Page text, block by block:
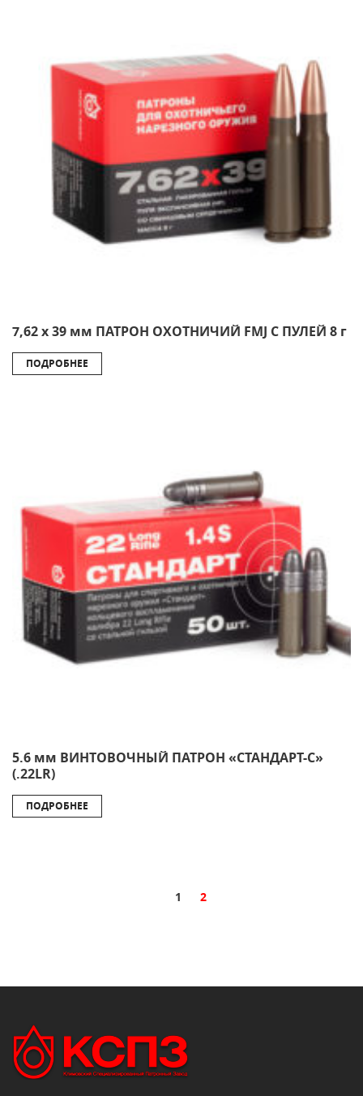
7,62 х 39 мм ПАТРОН ОХОТНИЧИЙ FMJ С ПУЛЕЙ 8 г
ПОДРОБНЕЕ
5.6 мм ВИНТОВОЧНЫЙ ПАТРОН «СТАНДАРТ-С»
(.22LR)
ПОДРОБНЕЕ
1 2